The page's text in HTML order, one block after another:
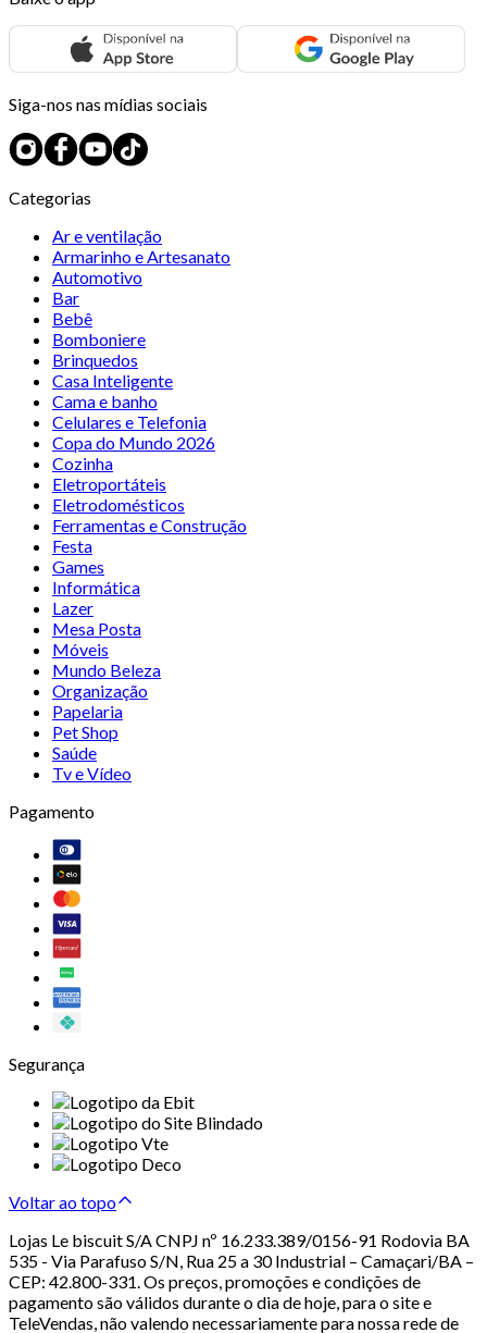
Siga-nos nas mídias sociais
Categorias
Ar e ventilação
Armarinho e Artesanato
Automotivo
Bar
Bebê
Bomboniere
Brinquedos
Casa Inteligente
Cama e banho
Celulares e Telefonia
Copa do Mundo 2026
Cozinha
Eletroportáteis
Eletrodomésticos
Ferramentas e Construção
Festa
Games
Informática
Lazer
Mesa Posta
Móveis
Mundo Beleza
Organização
Papelaria
Pet Shop
Saúde
Tv e Vídeo
Pagamento
Segurança
Voltar ao topo
Lojas Le biscuit S/A CNPJ nº 16.233.389/0156-91 Rodovia BA
535 - Via Parafuso S/N, Rua 25 a 30 Industrial – Camaçari/BA –
CEP: 42.800-331. Os preços, promoções e condições de
pagamento são válidos durante o dia de hoje, para o site e
TeleVendas, não valendo necessariamente para nossa rede de